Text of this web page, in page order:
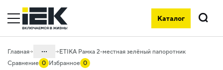
Каталог
Поиск
Главная ...
ETIKA Рамка 2-местная зелёный папоротник
Сравнение 0 Избранное 0